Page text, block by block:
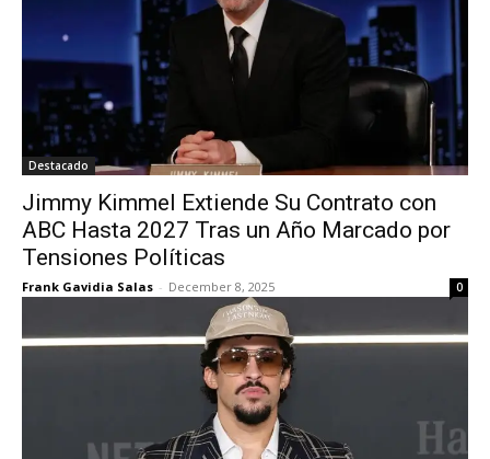
Destacado
Jimmy Kimmel Extiende Su Contrato con
ABC Hasta 2027 Tras un Año Marcado por
Tensiones Políticas
Frank Gavidia Salas - December 8, 2025 0